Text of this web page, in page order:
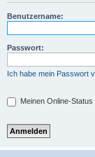
Benutzername:
Passwort:
Ich habe mein Passwort
Meinen Online-